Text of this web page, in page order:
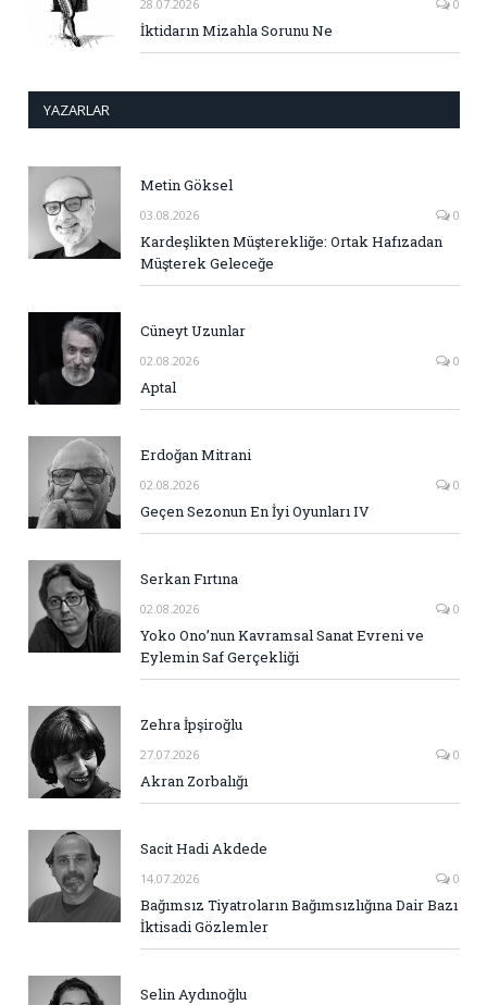
28.07.2026 0
İktidarın Mizahla Sorunu Ne
YAZARLAR
Metin Göksel
03.08.2026 0
Kardeşlikten Müşterekliğe: Ortak Hafızadan
Müşterek Geleceğe
Cüneyt Uzunlar
02.08.2026 0
Aptal
Erdoğan Mitrani
02.08.2026 0
Geçen Sezonun En İyi Oyunları IV
Serkan Fırtına
02.08.2026 0
Yoko Ono’nun Kavramsal Sanat Evreni ve
Eylemin Saf Gerçekliği
Zehra İpşiroğlu
27.07.2026 0
Akran Zorbalığı
Sacit Hadi Akdede
14.07.2026 0
Bağımsız Tiyatroların Bağımsızlığına Dair Bazı
İktisadi Gözlemler
Selin Aydınoğlu